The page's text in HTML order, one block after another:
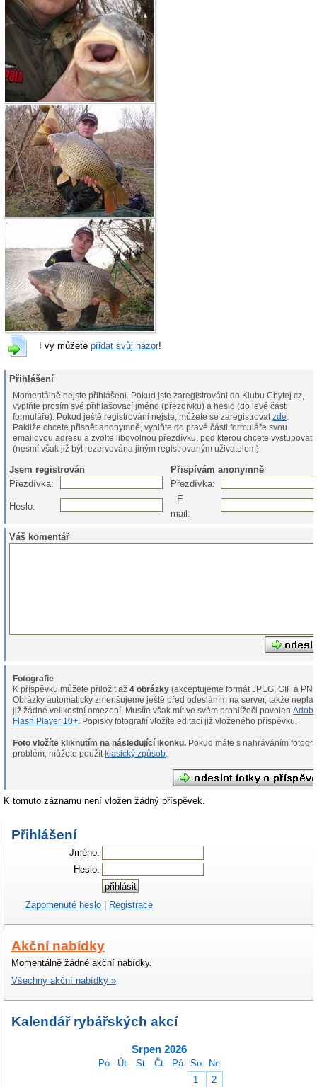
I vy můžete přidat svůj názor!
Přihlášení
Momentálně nejste přihlášeni. Pokud jste zaregistrováni do Klubu Chytej.cz,
vyplňte prosím své přihlašovací jméno (přezdívku) a heslo (do levé části
formuláře). Pokud ještě registrováni nejste, můžete se zaregistrovatzde.
Pakliže chcete přispět anonymně, vyplňte do pravé části formuláře svou
emailovou adresu a zvolte libovolnou přezdívku, pod kterou chcete vystupovat
(nesmí však již být rezervována jiným registrovaným uživatelem).
Jsem registrován
Přispívám anonymně
Přezdívka:
Přezdívka:
Heslo:
E-
mail:
Váš komentář
Fotografie
K příspěvku můžete přiložit až4 obrázky (akceptujeme formát JPEG, GIF a
Obrázky automaticky zmenšujeme ještě před odesláním na server, takže
již žádné velikostní omezení. Musíte však mít ve svém prohlížeči povolen
Flash Player 10+ . Popisky fotografií vložíte editací již vloženého příspěvku.
Foto vložíte kliknutím na následující ikonku.
problém, můžete použít klasický způsob.
K tomuto záznamu není vložen žádný příspěvek.
Přihlášení
Jméno:
Heslo:
Zapomenuté heslo Registrace
Akční nabídky
Momentálně žádné akční nabídky.
Všechny akční nabídky »
Kalendář rybářských akcí
Srpen 2026
Po Út St Čt Pá So
Ne
1
2